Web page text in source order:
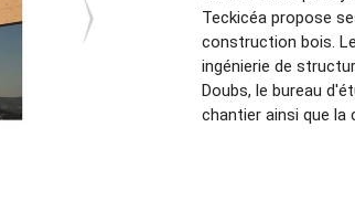
Teckicéa propose
construction bois.
ingénierie de
Doubs, le bureau
chantier ainsi que la